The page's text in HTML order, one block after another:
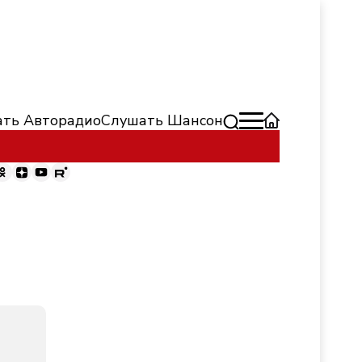
АвторадиоСлушать Шансон